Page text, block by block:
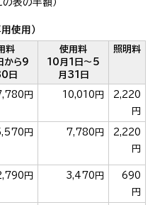
表の半額）
使用）
料
から9
日
使用料
10月1日～5
月31日
照明料
円 10,010円
2,220
円
円 7,780円
2,220
円
円 3,470円
690
円